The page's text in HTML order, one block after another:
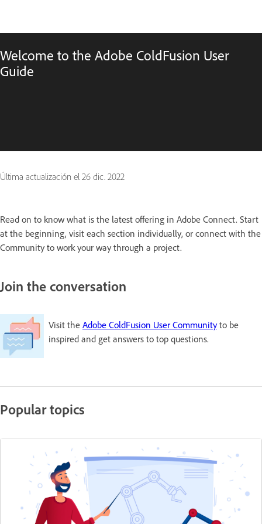
Welcome to the Adobe ColdFusion User
Guide
Última actualización el 26 dic. 2022
Read on to know what is the latest offering in Adobe Connect. Start
at the beginning, visit each section individually, or connect with the
Community to work your way through a project.
Join the conversation
Visit the Adobe ColdFusion User Communityto be
inspired and get answers to top questions.
Popular topics